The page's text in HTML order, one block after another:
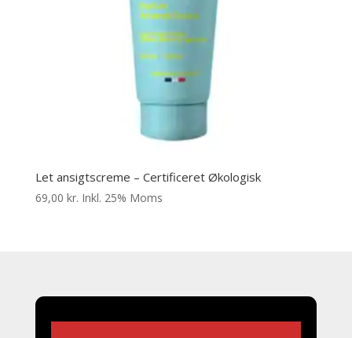
Let ansigtscreme – Certificeret Økologisk
69,00 kr. Inkl. 25% Moms